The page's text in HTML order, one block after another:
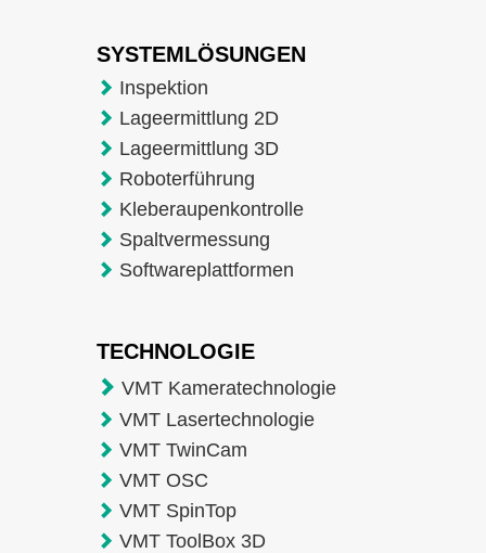
SYSTEMLÖSUNGEN
Inspektion
Lageermittlung 2D
Lageermittlung 3D
Roboterführung
Kleberaupenkontrolle
Spaltvermessung
Softwareplattformen
TECHNOLOGIE
VMT Kameratechnologie
VMT Lasertechnologie
VMT TwinCam
VMT OSC
VMT SpinTop
VMT ToolBox 3D